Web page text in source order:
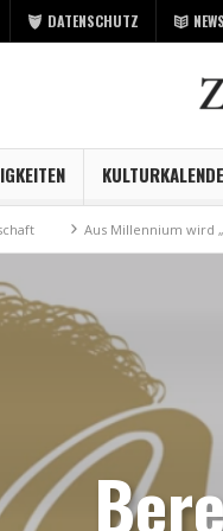
DATENSCHUTZ
Aus Millennium wird „MariShe“